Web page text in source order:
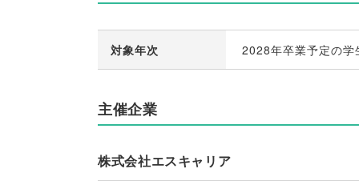
対象年次 2028年卒業予定の学
主催企業
株式会社エスキャリア